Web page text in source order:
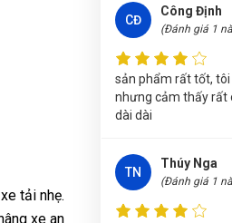
tải nhẹ.
xe an
CẦU NÂNG ĐỖ XE
đã mua sản phẩm
CẮT KÉO ON-1228P
Trần Lê Quỳnh Như
ON-1228P
Nguyễn Văn Trung
phẩmCẦU NÂNG ĐỖ
CĐ
Công Định
(Đánh giá 1
sản phẩm rất tốt,
nhưng cảm thấy rất
dài dài
TN
Thúy Nga
(Đánh giá 1